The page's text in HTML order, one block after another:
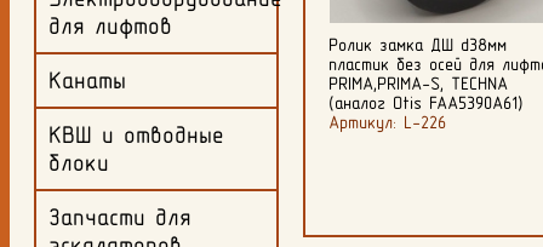
для лифтов
Канаты
КВШ и отводные
блоки
Запчасти для
Ролик замка ДШ d38мм
PRIMA,PRIMA-S, TECHNA
(аналог Otis FAA5390A61)
Артикул: L-226
Ролик каретки D=55мм
FAA5394A50 FAA456X1 JT-
TPM для лифта OTIS
Артикул: L-124